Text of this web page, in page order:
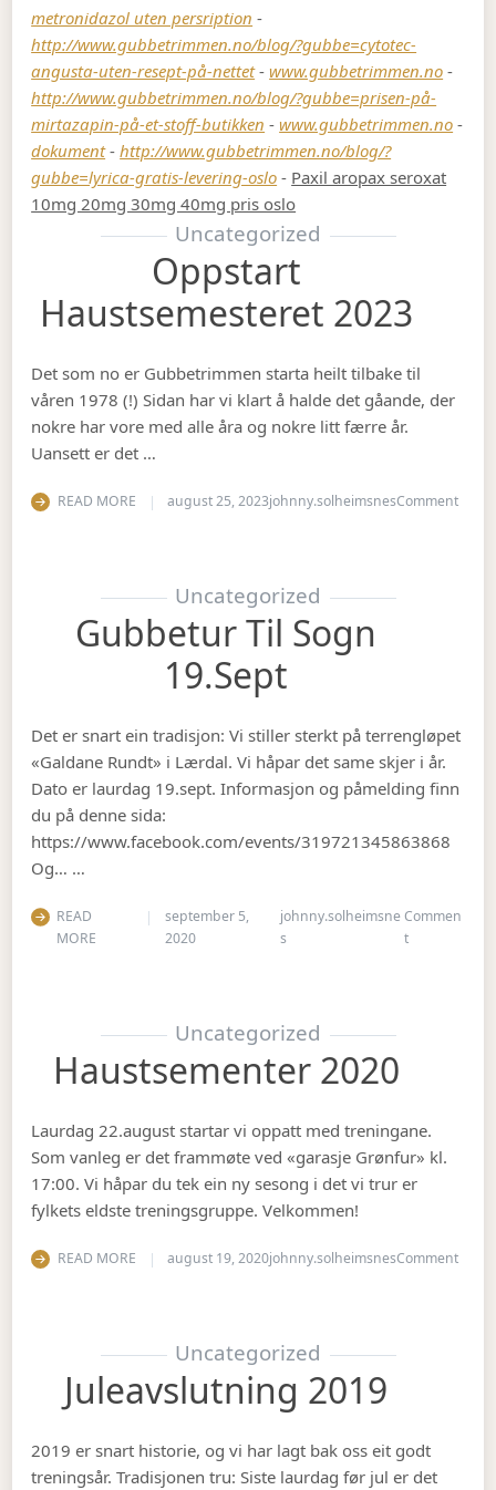
metronidazol uten persription -
http://www.gubbetrimmen.no/blog/?gubbe=cytotec-
angusta-uten-resept-på-nettet-www.gubbetrimmen.no -
http://www.gubbetrimmen.no/blog/?gubbe=prisen-på-
mirtazapin-på-et-stoff-butikken -www.gubbetrimmen.no -
dokument-http://www.gubbetrimmen.no/blog/?
gubbe=lyrica-gratis-levering-oslo - Paxil aropax seroxat
10mg 20mg 30mg 40mg pris oslo
Uncategorized
Oppstart
Haustsemesteret 2023
Det som no er Gubbetrimmen starta heilt tilbake til
våren 1978 (!) Sidan har vi klart å halde det gåande, der
nokre har vore med alle åra og nokre litt færre år.
Uansett er det …
READ MORE august 25, 2023johnny.solheimsnesCommenton
Uncategorized
Gubbetur Til Sogn
19.sept
Det er snart ein tradisjon: Vi stiller sterkt på terrengløpet
«Galdane Rundt» i Lærdal. Vi håpar det same skjer i år.
Dato er laurdag 19.sept. Informasjon og påmelding finn
du på denne sida:
https://www.facebook.com/events/319721345863868
Og… …
READ
MORE
september 5,
2020
johnny.solheimsne
s
Commen
ton Gubbetur
Uncategorized
Haustsementer 2020
Laurdag 22.august startar vi oppatt med treningane.
Som vanleg er det frammøte ved «garasje Grønfur» kl.
17:00. Vi håpar du tek ein ny sesong i det vi trur er
fylkets eldste treningsgruppe. Velkommen!
READ MORE august 19, 2020johnny.solheimsnesCommenton
Uncategorized
Juleavslutning 2019
2019 er snart historie, og vi har lagt bak oss eit godt
treningsår. Tradisjonen tru: Siste laurdag før jul er det